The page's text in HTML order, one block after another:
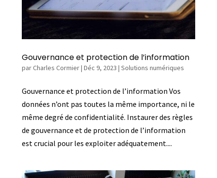
Gouvernance et protection de l’information
parCharles Cormier| Déc 9, 2023 | Solutions numériques
Gouvernance et protection de l’information Vos
données n’ont pas toutes la même importance, ni le
même degré de confidentialité. Instaurer des règles
de gouvernance et de protection de l’information
est crucial pour les exploiter adéquatement....